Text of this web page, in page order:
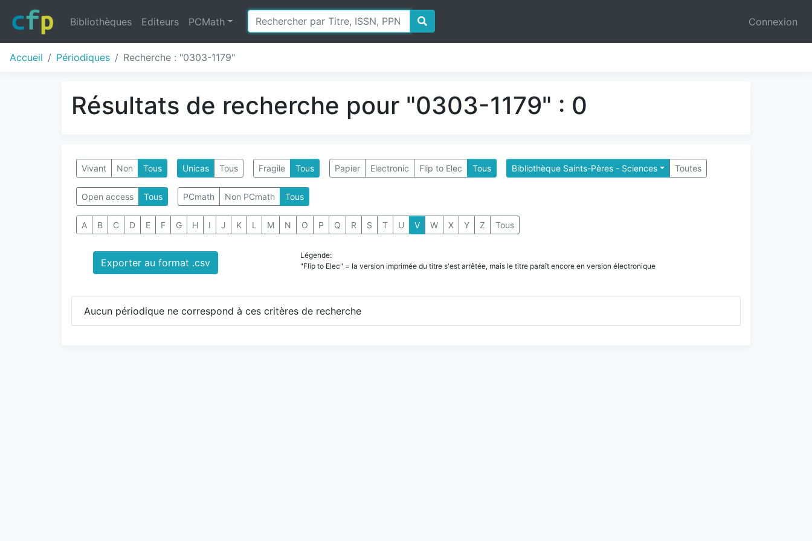
Bibliothèques Editeurs PCMath Connexion
Accueil Périodiques Recherche : "0303-1179"
Résultats de recherche pour "0303-1179" : 0
Vivant Non Tous Unicas Tous Fragile Tous Papier Electronic Flip to Elec Tous Bibliothèque Saints-Pères - Sciences Toutes
Open access Tous PCmath Non PCmath Tous
A B C D E F G H I J K L M N O P Q R S T U V W X Y Z Tous
Exporter au format .csv
Légende:
"Flip to Elec" = la version imprimée du titre s'est arrêtée, mais le titre paraît encore en version électronique
Aucun périodique ne correspond à ces critères de recherche